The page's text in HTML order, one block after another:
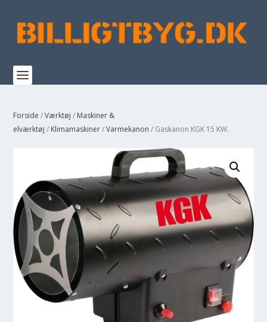
Forside /Værktøj / Maskiner &
elværktøj / Klimamaskiner/Varmekanon / Gaskanon KGK 15 KW.